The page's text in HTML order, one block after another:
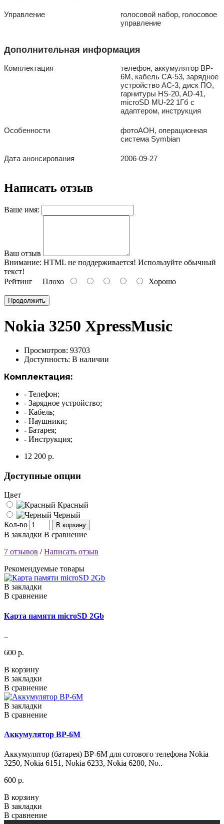
Управление
голосовой набор, голосовое
управление
Дополнительная информация
Комплектация
телефон, аккумулятор BP-
6M, кабель CA-53, зарядное
устройство АC-3, диск ПО,
гарнитуры HS-20, AD-41,
microSD MU-22 1Гб с
адаптером, инструкция
Особенности
фотоАОН, операционная
система Symbian
Дата анонсирования 2006-09-27
Написать отзыв
Ваше имя:
Ваш отзыв
Внимание: HTML не поддерживается! Используйте обычный
текст!
Рейтинг Плохо Хорошо
Продолжить
Nokia 3250 XpressMusic
Просмотров: 93703
Доступность: В наличии
Комплектация:
- Телефон;
- Зарядное устройство;
- Кабель;
- Наушники;
- Батарея;
- Инструкция;
12 200 р.
Доступные опции
Цвет
Красный
Черный
Кол-во
В корзину
В закладки В сравнение
7 отзывов /Написать отзыв
Рекомендуемые товары
В закладки
В сравнение
Карта памяти microSD 2Gb
..
600 р.
В корзину
В закладки
В сравнение
В закладки
В сравнение
Аккумулятор BP-6M
Аккумулятор (батарея) BP-6M для сотового телефона Nokia
3250, Nokia 6151, Nokia 6233, Nokia 6280, No..
600 р.
В корзину
В закладки
В сравнение